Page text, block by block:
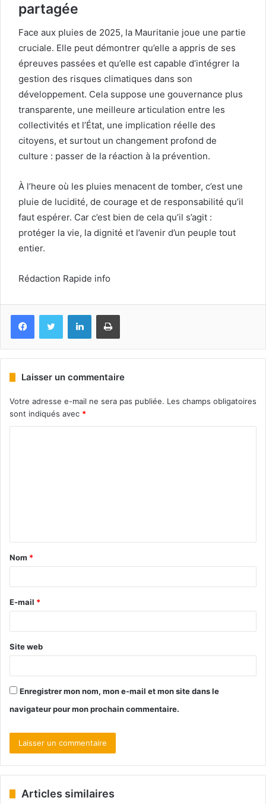
partagée
Face aux pluies de 2025, la Mauritanie joue une partie
cruciale. Elle peut démontrer qu’elle a appris de ses
épreuves passées et qu’elle est capable d’intégrer la
gestion des risques climatiques dans son
développement. Cela suppose une gouvernance plus
transparente, une meilleure articulation entre les
collectivités et l’État, une implication réelle des
citoyens, et surtout un changement profond de
culture : passer de la réaction à la prévention.
À l’heure où les pluies menacent de tomber, c’est une
pluie de lucidité, de courage et de responsabilité qu’il
faut espérer. Car c’est bien de cela qu’il s’agit :
protéger la vie, la dignité et l’avenir d’un peuple tout
entier.
Rédaction Rapide info
FacebookTwitter LinkedinImprimer
Laisser un commentaire
Votre adresse e-mail ne sera pas publiée. Les champs obligatoires
sont indiqués avec *
Nom *
E-mail *
Site web
Enregistrer mon nom, mon e-mail et mon site dans le
navigateur pour mon prochain commentaire.
Articles similaires